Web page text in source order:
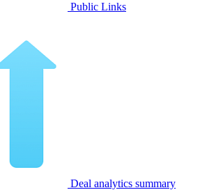
Public Links
Deal analytics summary